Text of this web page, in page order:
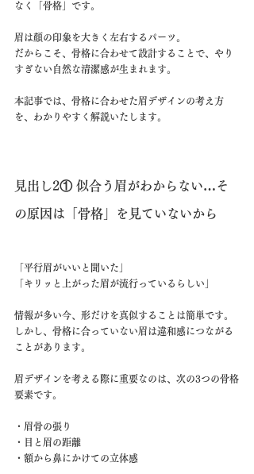
なく「骨格」です。
眉は顔の印象を大きく左右するパーツ。
だからこそ、骨格に合わせて設計することで、やり
すぎない自然な清潔感が生まれます。
本記事では、骨格に合わせた眉デザインの考え方
を、わかりやすく解説いたします。
見出し2① 似合う眉がわからない…そ
の原因は「骨格」を見ていないから
「平行眉がいいと聞いた」
「キリッと上がった眉が流行っているらしい」
情報が多い今、形だけを真似することは簡単です。
しかし、骨格に合っていない眉は違和感につながる
ことがあります。
眉デザインを考える際に重要なのは、次の3つの骨格
要素です。
・眉骨の張り
・目と眉の距離
・額から鼻にかけての立体感